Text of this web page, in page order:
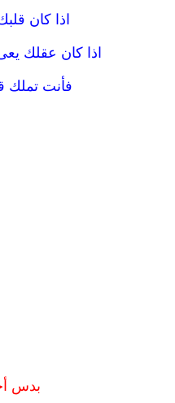
اذا كان
اذا كان عقلك
فأنت تملك
بدس